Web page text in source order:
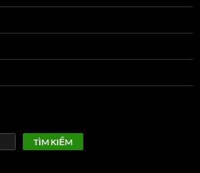
TÌM KIẾM